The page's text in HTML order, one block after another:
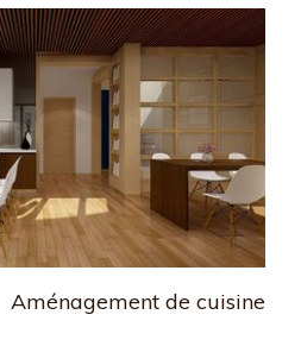
Aménagement de cuisine